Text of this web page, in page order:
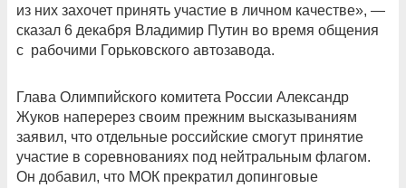
из них захочет принять участие в личном качестве», —
сказал 6 декабря Владимир Путин во время общения
с рабочими Горьковского автозавода.
Глава Олимпийского комитета России Александр
Жуков наперерез своим прежним высказываниям
заявил, что отдельные российские смогут принятие
участие в соревнованиях под нейтральным флагом.
Он добавил, что МОК прекратил допинговые